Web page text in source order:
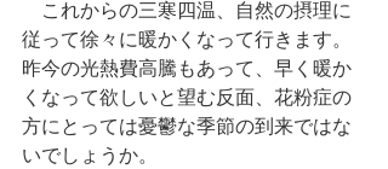
これからの三寒四温、自然の摂理に
従って徐々に暖かくなって行きます。
昨今の光熱費高騰もあって、早く暖か
くなって欲しいと望む反面、花粉症の
方にとっては憂鬱な季節の到来ではな
いでしょうか。